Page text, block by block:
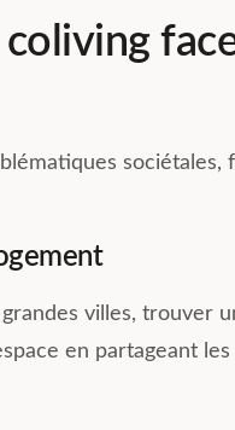
coliving
villes, trouver
en partageant